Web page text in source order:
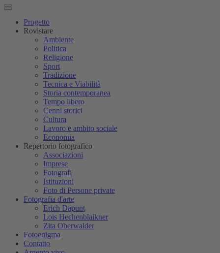
Progetto
Rovistare
Ambiente
Politica
Religione
Sport
Tradizione
Tecnica e Viabilità
Storia contemporanea
Tempo libero
Cenni storici
Cultura
Lavoro e ambito sociale
Economia
Repertorio fotografico
Associazioni
Imprese
Fotografi
Istituzioni
Foto di Persone private
Fotografia d'arte
Erich Dapunt
Lois Hechenblaikner
Zita Oberwalder
Fotoenigma
Contatto